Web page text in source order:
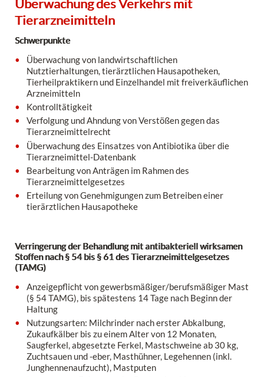
Überwachung des Verkehrs mit
Tierarzneimitteln
Schwerpunkte
Überwachung von landwirtschaftlichen
Nutztierhaltungen, tierärztlichen Hausapotheken,
Tierheilpraktikern und Einzelhandel mit freiverkäuflichen
Arzneimitteln
Kontrolltätigkeit
Verfolgung und Ahndung von Verstößen gegen das
Tierarzneimittelrecht
Überwachung des Einsatzes von Antibiotika über die
Tierarzneimittel-Datenbank
Bearbeitung von Anträgen im Rahmen des
Tierarzneimittelgesetzes
Erteilung von Genehmigungen zum Betreiben einer
tierärztlichen Hausapotheke
Verringerung der Behandlung mit antibakteriell wirksamen
Stoffen nach § 54 bis § 61 des Tierarzneimittelgesetzes
(TAMG)
Anzeigepflicht von gewerbsmäßiger/berufsmäßiger Mast
(§ 54 TAMG), bis spätestens 14 Tage nach Beginn der
Haltung
Nutzungsarten: Milchrinder nach erster Abkalbung,
Zukaufkälber bis zu einem Alter von 12 Monaten,
Saugferkel, abgesetzte Ferkel, Mastschweine ab 30 kg,
Zuchtsauen und -eber, Masthühner, Legehennen (inkl.
Junghennenaufzucht), Mastputen